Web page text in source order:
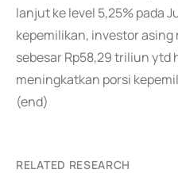
lanjut ke level 5,25% pada
kepemilikan, investor
sebesar Rp58,29 triliun ytd
meningkatkan porsi
(end)
RELATED RESEARCH